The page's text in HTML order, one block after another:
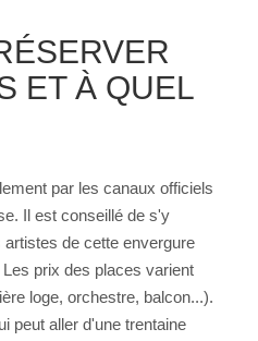
ET À QUEL
par les canaux officiels
Il est conseillé de s'y
de cette envergure
prix des places varient
loge, orchestre, balcon...).
peut aller d'une trentaine